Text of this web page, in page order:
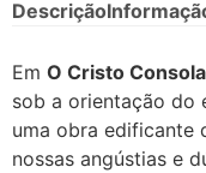
Descrição
Em O Cristo
sob a orientação do
uma obra edificante
nossas angústias e